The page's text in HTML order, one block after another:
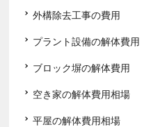
外構除去工事の費用
プラント設備の解体費用
ブロック塀の解体費用
空き家の解体費用相場
平屋の解体費用相場